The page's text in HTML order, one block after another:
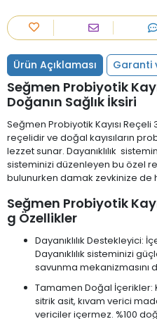
Ürün Açıklaması Garanti
Seğmen Probiyotik
Doğanın Sağlık İksiri
Seğmen Probiyotik Kayısı
reçelidir ve doğal kayısıların
lezzet sunar. Dayanıklılık
sisteminizi düzenleyen bu özel
bulunurken damak zevkinize de
Seğmen Probiyotik
g Özellikler
Dayanıklılık Destekleyici:
Dayanıklılık sisteminizi
savunma mekanizmasını
Tamamen Doğal İçerikler:
sitrik asit, kıvam verici
vericiler içermez. %100